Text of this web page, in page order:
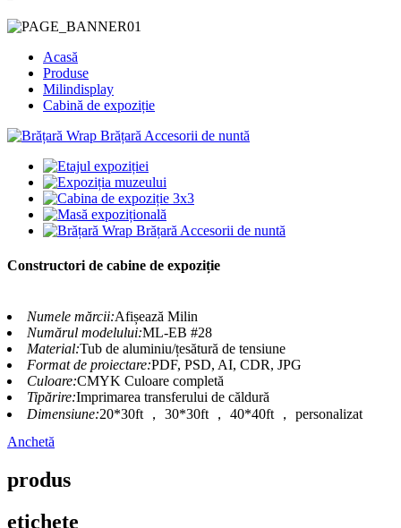
Acasă
Produse
Milindisplay
Cabină de expoziție
Constructori de cabine de expoziție
Numele mărcii:Afișează Milin
Numărul modelului:ML-EB #28
Material:Tub de aluminiu/țesătură de tensiune
Format de proiectare:PDF, PSD, AI, CDR, JPG
Culoare:CMYK Culoare completă
Tipărire:Imprimarea transferului de căldură
Dimensiune:20*30ft ， 30*30ft ， 40*40ft ， personalizat
Anchetă
produs
etichete